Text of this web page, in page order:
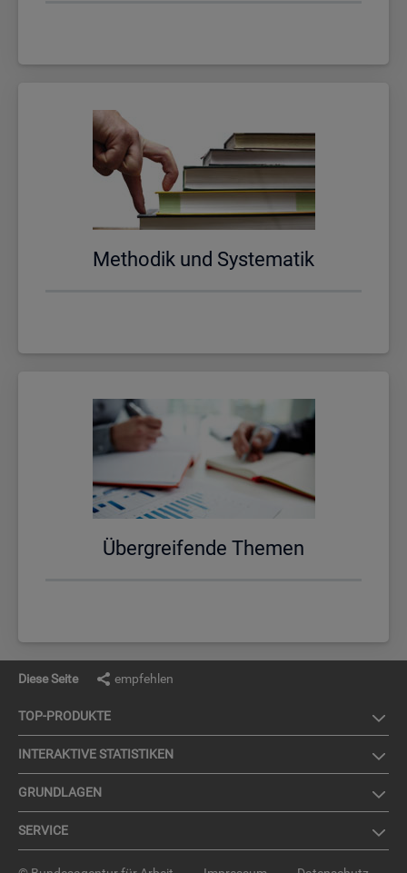
Me­tho­dik und Sys­te­ma­tik
Über­grei­fen­de The­men
Diese Seite empfehlen
TOP-PRO­DUK­TE
IN­TER­AK­TI­VE STA­TIS­TI­KEN
GRUND­LA­GEN
SER­VICE